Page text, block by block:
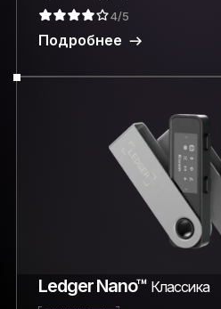
4/5
Подробнее
Ledger Nano™ Классика